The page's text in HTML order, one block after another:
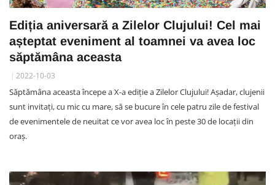
Ediția aniversară a Zilelor Clujului! Cel mai
așteptat eveniment al toamnei va avea loc
săptămâna aceasta
2022-10-03
Săptămâna aceasta începe a X-a ediție a Zilelor Clujului! Așadar, clujenii
sunt invitați, cu mic cu mare, să se bucure în cele patru zile de festival
de evenimentele de neuitat ce vor avea loc în peste 30 de locații din
oraș.